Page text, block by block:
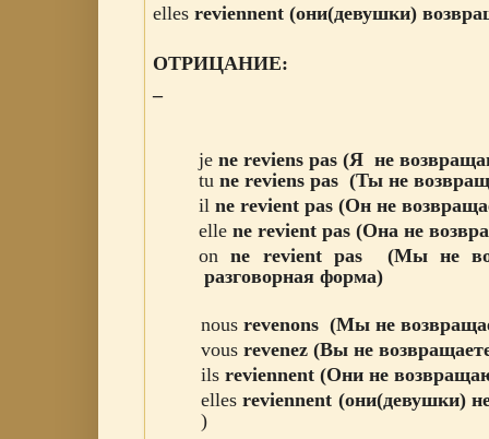
elles reviennent (они(девушки)
ОТРИЦАНИЕ:
jе ne reviens pas (Я не
tu ne reviens pas (Ты не
il ne revient pas (Он не
elle ne revient pas (Она не
onne revient pas (Мыне
разговорная форма)
nous revenons (Мы не
vous revenez (Вы не
ils reviennent (Они не
elles reviennent (они(девушки)
)